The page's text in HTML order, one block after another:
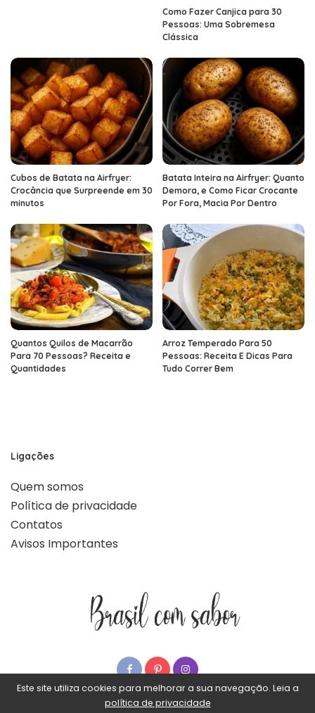
Como Fazer Canjica para 30
Pessoas: Uma Sobremesa
Clássica
Cubos de Batata na Airfryer:
Crocância que Surpreende em 30
minutos
Batata Inteira na Airfryer: Quanto
Demora, e Como Ficar Crocante
Por Fora, Macia Por Dentro
Quantos Quilos de Macarrão
Para 70 Pessoas? Receita e
Quantidades
Arroz Temperado Para 50
Pessoas: Receita E Dicas Para
Tudo Correr Bem
Ligações
Quem somos
Política de privacidade
Contatos
Avisos Importantes
Este site utiliza cookies para melhorar a sua navegação. Leia a
política de privacidade